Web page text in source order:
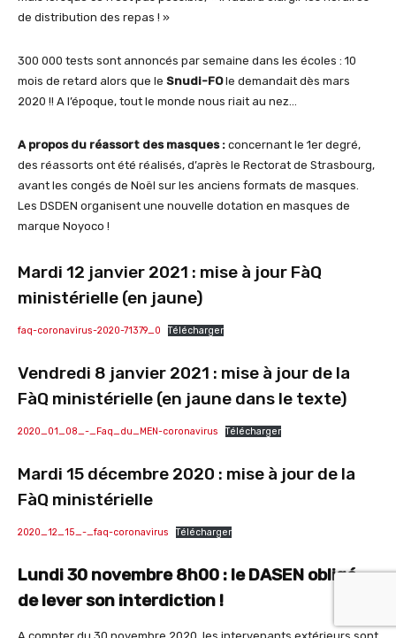
de distribution des repas ! »
300 000 tests sont annoncés par semaine dans les écoles : 10
mois de retard alors que le Snudi-FOle demandait dès mars
2020 !! A l’époque, tout le monde nous riait au nez…
A propos du réassort des masques : concernant le 1er degré,
des réassorts ont été réalisés, d’après le Rectorat de Strasbourg,
avant les congés de Noël sur les anciens formats de masques.
Les DSDEN organisent une nouvelle dotation en masques de
marque Noyoco !
Mardi 12 janvier 2021 : mise à jour FàQ
ministérielle (en jaune)
faq-coronavirus-2020-71379_0 Télécharger
Vendredi 8 janvier 2021 : mise à jour de la
FàQ ministérielle (en jaune dans le texte)
2020_01_08_-_Faq_du_MEN-coronavirus Télécharger
Mardi 15 décembre 2020 : mise à jour de la
FàQ ministérielle
2020_12_15_-_faq-coronavirus Télécharger
Lundi 30 novembre 8h00 : le DASEN obligé
de lever son interdiction !